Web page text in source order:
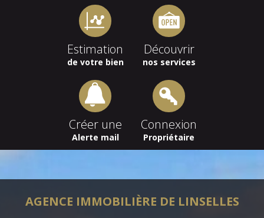
Estimation
de votre bien
Découvrir
nos services
Créer une
Alerte mail
Connexion
Propriétaire
AGENCE IMMOBILIÈRE DE LINSELLES